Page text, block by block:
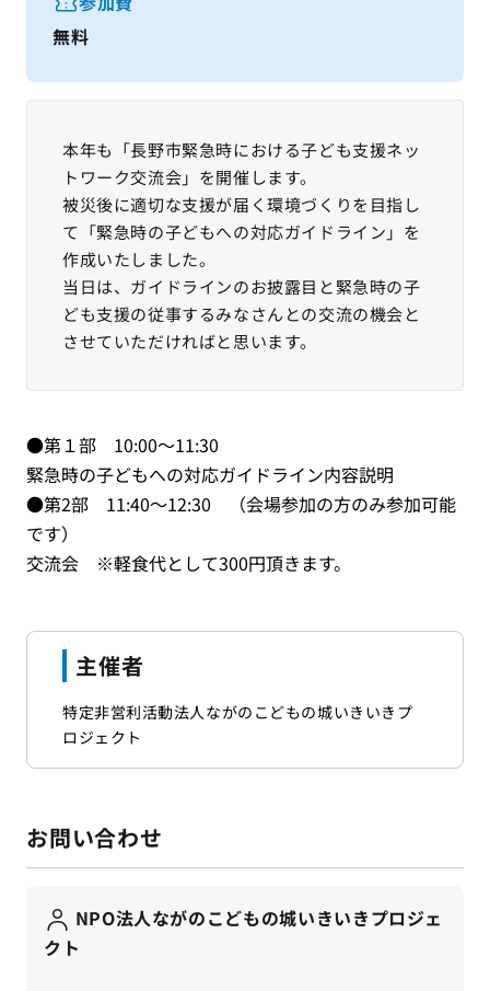
無料
本年も「長野市緊急時における子ども支援ネッ
トワーク交流会」を開催します。
被災後に適切な支援が届く環境づくりを目指し
て「緊急時の子どもへの対応ガイドライン」を
作成いたしました。
当日は、ガイドラインのお披露目と緊急時の子
ども支援の従事するみなさんとの交流の機会と
させていただければと思います。
●第１部 10:00～11:30
緊急時の子どもへの対応ガイドライン内容説明
●第2部 11:40～12:30 （会場参加の方のみ参加可能
です）
交流会 ※軽食代として300円頂きます。
主催者
特定非営利活動法人ながのこどもの城いきいきプ
ロジェクト
お問い合わせ
NPO法人ながのこどもの城いきいきプロジェ
クト